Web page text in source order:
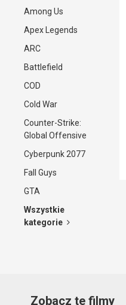
Among Us
Apex Legends
ARC
Battlefield
COD
Cold War
Counter-Strike:
Global Offensive
Cyberpunk 2077
Fall Guys
GTA
Wszystkie
kategorie
Zobacz te filmy